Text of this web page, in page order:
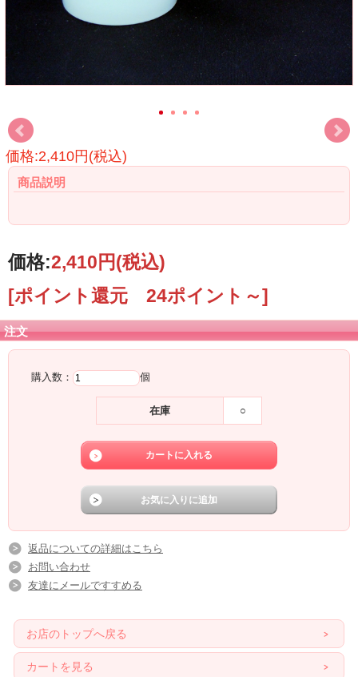
価格:2,410円(税込)
商品説明
価格:2,410円(税込)
[ポイント還元 24ポイント～]
注文
購入数： 個
在庫 ○
返品についての詳細はこちら
お問い合わせ
友達にメールですすめる
お店のトップへ戻る
カートを見る